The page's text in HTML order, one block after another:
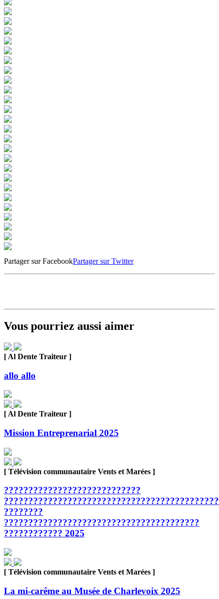
Partager sur FacebookPartager sur Twitter
Vous pourriez aussi aimer
[ Al Dente Traiteur ]
allo allo
[ Al Dente Traiteur ]
Mission Entreprenarial 2025
[ Télévision communautaire Vents et Marées ]
????????????????????????????
????????
????????????????????????????????????????
???????????? 2025
[ Télévision communautaire Vents et Marées ]
La mi-carême au Musée de Charlevoix 2025